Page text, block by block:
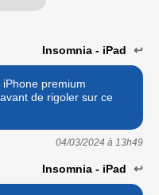
Insomnia - iPad ↩
premium
de rigoler sur ce
04/03/2024 à 13h49
Insomnia - iPad ↩